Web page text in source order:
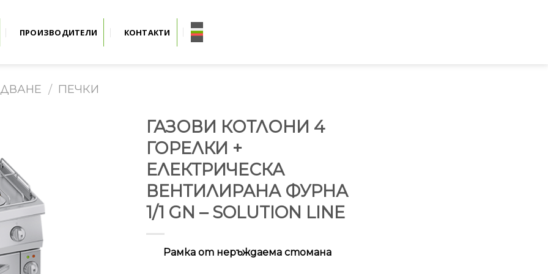
ПРОИЗВОДИТЕЛИ КОНТАКТИ
/ ПЕЧКИ
ГАЗОВИ КОТЛОНИ 4
ГОРЕЛКИ +
ЕЛЕКТРИЧЕСКА
ВЕНТИЛИРАНА ФУРНА
1/1 GN – SOLUTION LINE
Рамка от неръждаема стомана